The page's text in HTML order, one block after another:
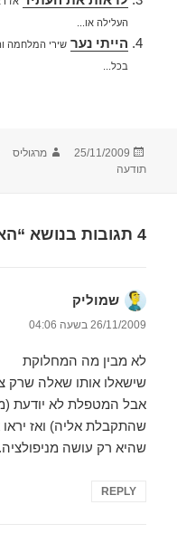
העלילה או...
הייתי נער שירי המלחמה
בכל...
פורסם
בתאריך
25/11/2009 מחבר
מרגוליס
תודעה
שמוליקהגיב:
26/11/2009 בשעה 04:06
לא מבין מה המחלוקת
שישאלו אותו שאלה שרק
אבל המטפלת לא יודעת
שהתקבלת אליה) ואז
שהיא רק עושה מניפולציה.
REPLY